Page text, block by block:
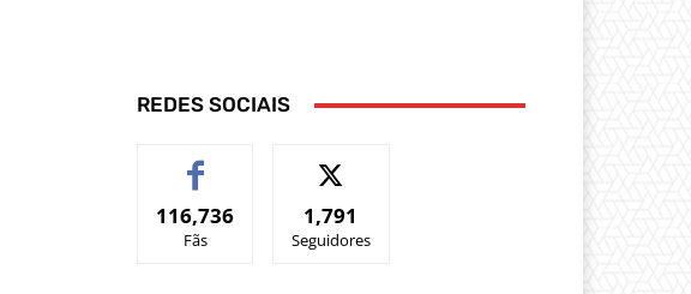
REDES SOCIAIS
116,736
Fãs
1,791
Seguidores